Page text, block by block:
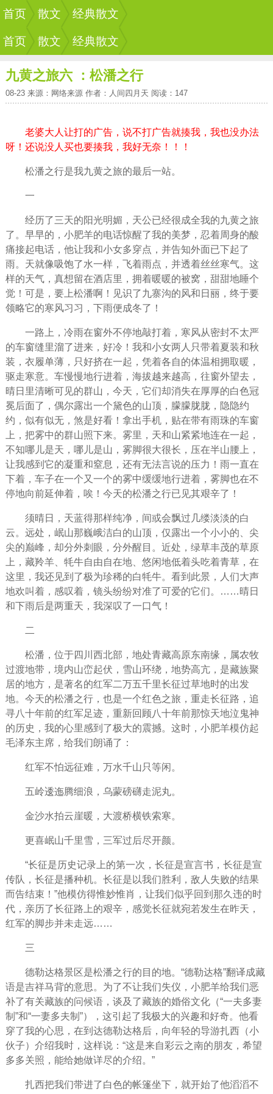
首页 散文 经典散文
首页 散文 经典散文
九黄之旅六 ：松潘之行
08-23 来源：网络来源 作者：人间四月天 阅读：147
老婆大人让打的广告，说不打广告就揍我，我也没办法
呀！还说没人买也要揍我，我好无奈！！！
松潘之行是我九黄之旅的最后一站。
一
经历了三天的阳光明媚，天公已经很成全我的九黄之旅
了。早早的，小肥羊的电话惊醒了我的美梦，忍着周身的酸
痛接起电话，他让我和小女多穿点，并告知外面已下起了
雨。天就像吸饱了水一样，飞着雨点，并透着丝丝寒气。这
样的天气，真想留在酒店里，拥着暖暖的被窝，甜甜地睡个
觉！可是，要上松潘啊！见识了九寨沟的风和日丽，终于要
领略它的寒风习习，下雨便成冬了！
一路上，冷雨在窗外不停地敲打着，寒风从密封不太严
的车窗缝里溜了进来，好冷！我和小女两人只带着夏装和秋
装，衣履单薄，只好挤在一起，凭着各自的体温相拥取暖，
驱走寒意。车慢慢地行进着，海拔越来越高，往窗外望去，
晴日里清晰可见的群山，今天，它们却消失在厚厚的白色冠
冕后面了，偶尔露出一个黛色的山顶，朦朦胧胧，隐隐约
约，似有似无，煞是好看！拿出手机，贴在带有雨珠的车窗
上，把雾中的群山照下来。雾里，天和山紧紧地连在一起，
不知哪儿是天，哪儿是山，雾脚很大很长，压在半山腰上，
让我感到它的凝重和窒息，还有无法言说的压力！雨一直在
下着，车子在一个又一个的雾中缓缓地行进着，雾脚也在不
停地向前延伸着，唉！今天的松潘之行已见其艰辛了！
须晴日，天蓝得那样纯净，间或会飘过几缕淡淡的白
云。远处，岷山那巍峨洁白的山顶，仅露出一个小小的、尖
尖的巅峰，却分外刺眼，分外醒目。近处，绿草丰茂的草原
上，藏羚羊、牦牛自由自在地、悠闲地低着头吃着青草，在
这里，我还见到了极为珍稀的白牦牛。看到此景，人们大声
地欢叫着，感叹着，镜头纷纷对准了可爱的它们。……晴日
和下雨后是两重天，我深叹了一口气！
二
松潘，位于四川西北部，地处青藏高原东南缘，属农牧
过渡地带，境内山峦起伏，雪山环绕，地势高亢，是藏族聚
居的地方，是著名的红军二万五千里长征过草地时的出发
地。今天的松潘之行，也是一个红色之旅，重走长征路，追
寻八十年前的红军足迹，重新回顾八十年前那惊天地泣鬼神
的历史，我的心里感到了极大的震撼。这时，小肥羊模仿起
毛泽东主席，给我们朗诵了：
红军不怕远征难，万水千山只等闲。
五岭逶迤腾细浪，乌蒙磅礴走泥丸。
金沙水拍云崖暖，大渡桥横铁索寒。
更喜岷山千里雪，三军过后尽开颜。
“长征是历史记录上的第一次，长征是宣言书，长征是宣
传队，长征是播种机。长征是以我们胜利，敌人失败的结果
而告结束！”他模仿得惟妙惟肖，让我们似乎回到那久违的时
代，亲历了长征路上的艰辛，感觉长征就宛若发生在昨天，
红军的脚步并未走远……
三
德勒达格景区是松潘之行的目的地。“德勒达格”翻译成藏
语是吉祥马背的意思。为了不让我们失仪，小肥羊给我们恶
补了有关藏族的问候语，谈及了藏族的婚俗文化（“一夫多妻
制”和“一妻多夫制”），这引起了我极大的兴趣和好奇。他看
穿了我的心思，在到达德勒达格后，向年轻的导游扎西（小
伙子）介绍我时，这样说：“这是来自彩云之南的朋友，希望
多多关照，能给她做详尽的介绍。”
扎西把我们带进了白色的帐篷坐下，就开始了他滔滔不